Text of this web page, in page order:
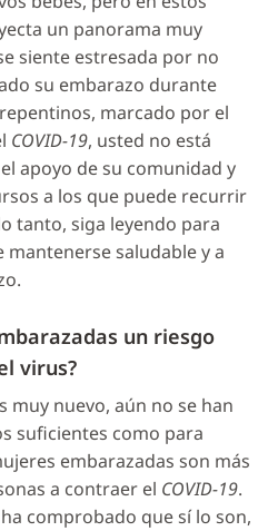
un panorama muy
siente estresada por no
su embarazo durante
marcado por el
COVID-19, usted no está
apoyo de su comunidad y
a los que puede recurrir
tanto, siga leyendo para
saludable y a
un riesgo
virus?
muy nuevo, aún no se han
suficientes como para
embarazadas son más
a contraer el COVID-19.
comprobado que sí lo son,